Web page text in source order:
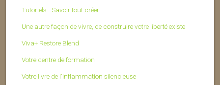
Tutoriels - Savoir tout créer
Une autre façon de vivre, de construire votre liberté existe
Viva+ Restore Blend
Votre centre de formation
Votre livre de l’inflammation silencieuse